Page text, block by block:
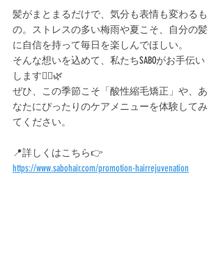
髪がまとまるだけで、気分も表情も変わるも
の。ストレスの多い梅雨や夏こそ、自分の髪
に自信を持って毎日を楽しんでほしい。
そんな想いを込めて、私たちSABOがお手伝い
します💇‍♀️🌿
ぜひ、この季節こそ「酸性縮毛矯正」や、あ
なたにぴったりのケアメニューを体験してみ
てください。
📍詳しくはこちら👉
https://www.sabohair.com/promotion-hairrejuvenation